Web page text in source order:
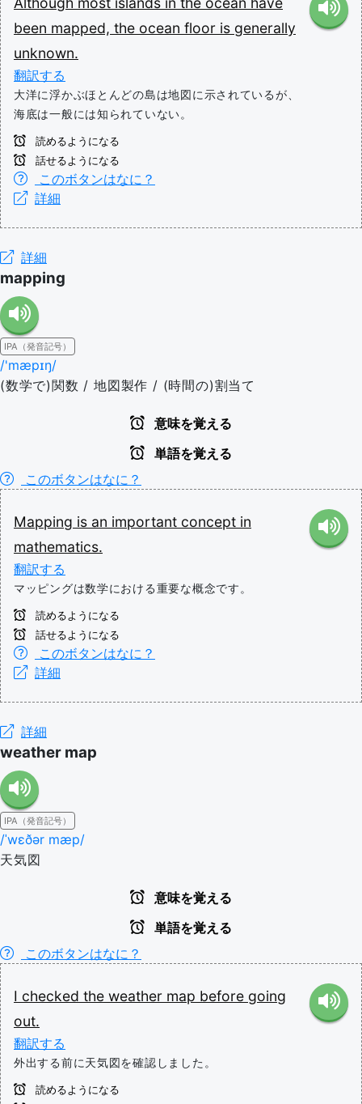
been mapped, the ocean floor is generally
unknown.
翻訳する
大洋に浮かぶほとんどの島は地図に示されているが、
海底は一般には知られていない。
読めるようになる
話せるようになる
このボタンはなに？
詳細
詳細
mapping
IPA（発音記号）
/'mæpɪŋ/
(数学で)関数 / 地図製作 / (時間の)割当て
意味を覚える
単語を覚える
このボタンはなに？
Mapping is an important concept in
mathematics.
翻訳する
マッピングは数学における重要な概念です。
読めるようになる
話せるようになる
このボタンはなに？
詳細
詳細
weather map
IPA（発音記号）
/ˈwɛðər mæp/
天気図
意味を覚える
単語を覚える
このボタンはなに？
I checked the weather map before going
out.
翻訳する
外出する前に天気図を確認しました。
読めるようになる